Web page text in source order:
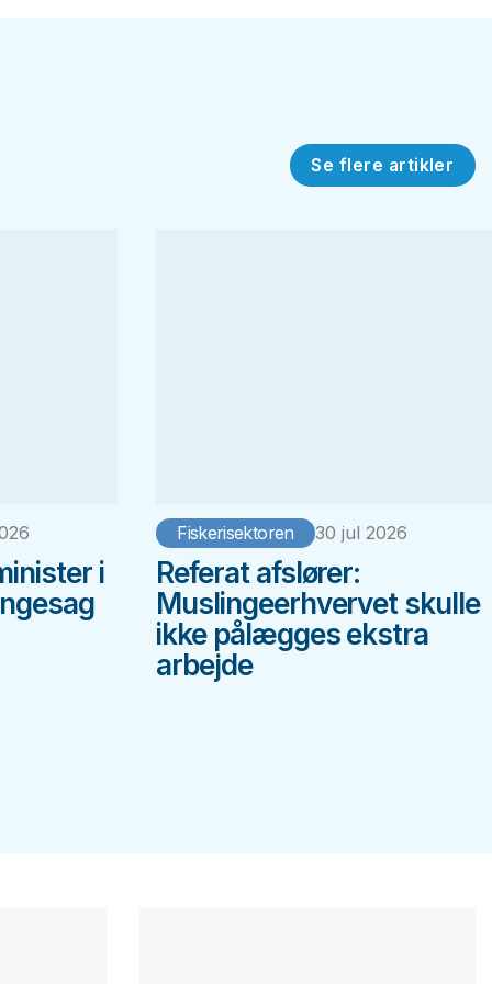
Se flere artikler
i
Fiskerisektoren 30 jul 2026
Referat afslører:
Muslingeerhvervet skulle
ikke pålægges ekstra
arbejde